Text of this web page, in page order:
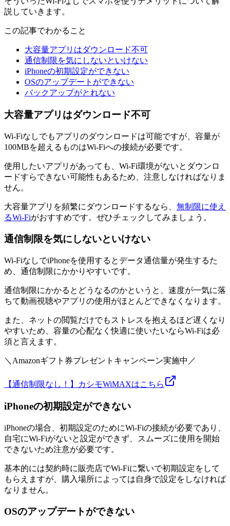
説していきます。
この記事でわかること
大容量アプリはダウンロード不可
通信制限を気にしないといけない
iPhoneの初期設定ができない
OSのアップデートができない
バックアップがとれない
大容量アプリはダウンロード不可
Wi-Fiなしでもアプリのダウンロードは可能ですが、容量が
100MBを超えるものはWi-Fiへの接続が必要です。
使用したいアプリがあっても、Wi-Fi環境がないとダウンロ
ードすらできない可能性もあるため、注意しなければなりま
せん。
大容量アプリを頻繁にダウンロードするなら、 無制限に使え
るWi-Fiがおすすめです。ぜひチェックしてみましょう。
通信制限を気にしないといけない
Wi-FiなしでiPhoneを使用するとデータ通信量が発生するた
め、通信制限にかかりやすいです。
通信制限にかかるとどうなるのかというと、速度が一気に落
ちて動画視聴やアプリの使用がほとんどできなくなります。
また、ネットの閲覧だけでもストレスを抱えるほど遅くなり
やすいため、容量の心配なく快適に使いたいならWi-Fiは必
須と言えます。
＼Amazonギフト券プレゼントキャンペーン実施中／
【通信制限なし！】カシモWiMAXはこちら
iPhoneの初期設定ができない
iPhoneの場合、初期設定のためにWi-Fiの接続が必要であり、
自宅にWi-Fiがないと設定ができず、スムーズに使用を開始
できないため注意が必要です。
基本的には契約時に販売店でWi-Fiに繋いで初期設定をして
もらえますが、購入場所によっては自身で設定をしなければ
なりません。
OSのアップデートができない